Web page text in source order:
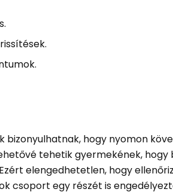
hogy nyomon
tehetik gyermekének, hogy
elengedhetetlen, hogy
csoport egy részét is